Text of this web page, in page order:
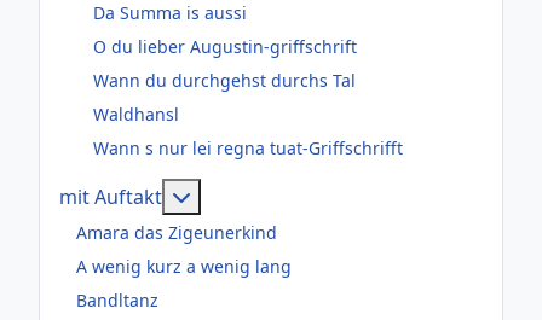
Da Summa is aussi
O du lieber Augustin-griffschrift
Wann du durchgehst durchs Tal
Waldhansl
Wann s nur lei regna tuat-Griffschrifft
mit Auftakt
Amara das Zigeunerkind
A wenig kurz a wenig lang
Bandltanz